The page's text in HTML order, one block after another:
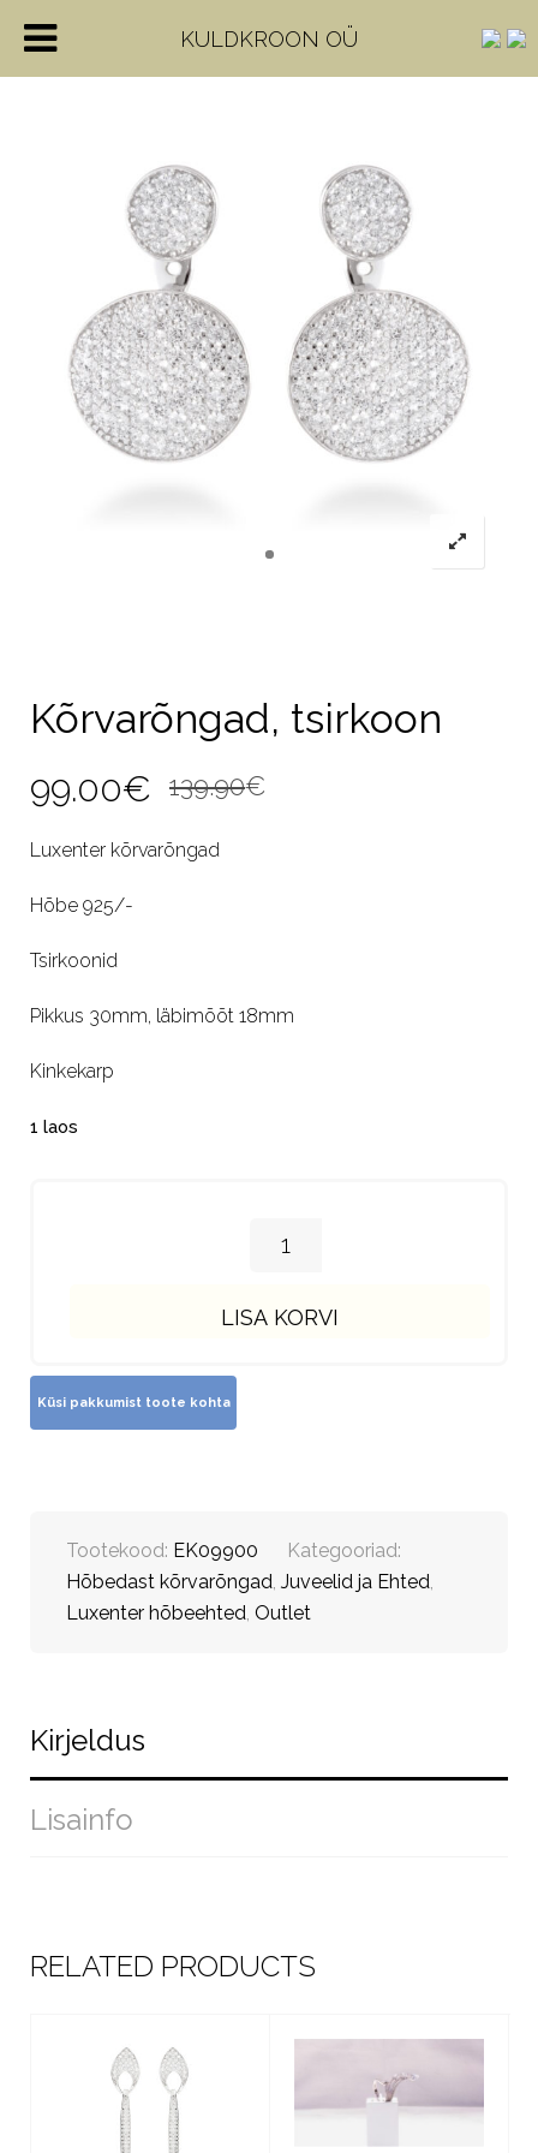
Kõrvarõngad, tsirkoon
139.90€
99.00€
Luxenter kõrvarõngad
Hõbe 925/-
Tsirkoonid
Pikkus 30mm, läbimõõt 18mm
Kinkekarp
1 laos
LISA KORVI
Tootekood: EK09900
Kategooriad:
Hõbedast kõrvarõngad, Juveelid ja Ehted,
Luxenter hõbeehted, Outlet
Kirjeldus
Lisainfo
RELATED PRODUCTS
KULDKROON OÜ